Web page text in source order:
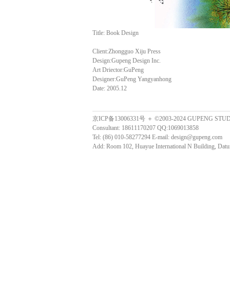
Title: Book Design
Client:Zhongguo Xiju Press
Design:Gupeng Design Inc.
Art Driector:GuPeng
Designer:GuPeng Yangyanhong
Date: 2005.12
京ICP备13006331号 ＋ ©2003-2024 GUPENG
Consultant: 18611170207 QQ:1069013858
Tel: (86) 010-58277294 E-mail: design@gupeng.com
Add: Room 102, Huayue International N Building,